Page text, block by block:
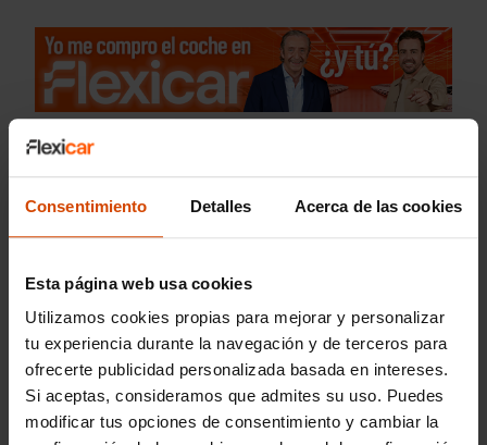
Consentimiento Detalles Acerca de las cookies
Esta página web usa cookies
Utilizamos cookies propias para mejorar y personalizar
tu experiencia durante la navegación y de terceros para
ofrecerte publicidad personalizada basada en intereses.
Si aceptas, consideramos que admites su uso. Puedes
modificar tus opciones de consentimiento y cambiar la